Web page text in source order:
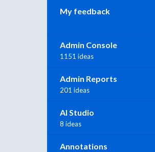
My feedback
Admin Console
1151 ideas
Admin Reports
201 ideas
AI Studio
8 ideas
Annotations